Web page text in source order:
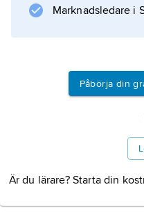
Marknadsledare i
Påbörja din
Är du lärare? Starta din